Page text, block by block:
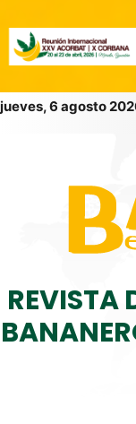
jueves, 6 agosto
REVISTA